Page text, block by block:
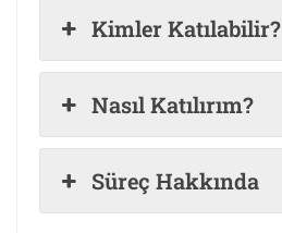
Kimler Katılabilir?
Nasıl Katılırım?
Süreç Hakkında